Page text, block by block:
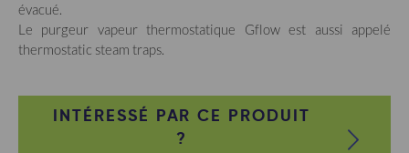
évacué.
Le purgeur vapeur thermostatique Gflow est aussi appelé
thermostatic steam traps.
INTÉRESSÉ PAR CE PRODUIT
?